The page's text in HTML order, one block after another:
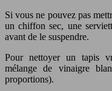
Si vous ne pouvez pas
un chiffon sec, une
avant de le suspendre.
Pour nettoyer un tapis
mélange de vinaigre
proportions).